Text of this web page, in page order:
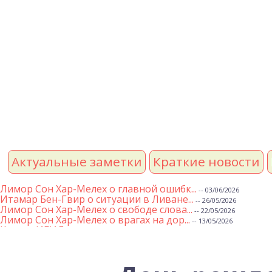
Актуальные заметки Краткие новости
Лимор Сон Хар-Мелех о главной ошибк... -- 03/06/2026
Итамар Бен-Гвир о ситуации в Ливане... -- 26/05/2026
Лимор Сон Хар-Мелех о свободе слова... -- 22/05/2026
Лимор Сон Хар-Мелех о врагах на дор... -- 13/05/2026
Клятва ИГИЛ